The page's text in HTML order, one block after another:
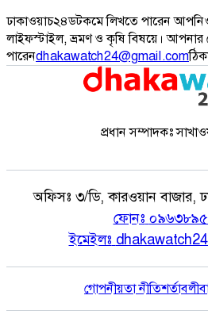
ঢাকাওয়াচ২৪ডটকমে লিখতে পারেন আপনিও
লাইফস্টাইল, ভ্রমণ ও কৃষি বিষয়ে। আপনার
পারেনdhakawatch24@gmail.com
প্রধান সম্পাদকঃ
অফিসঃ ৩/ডি, কারওয়ান বাজার,
ফোনঃ
ইমেইলঃ
গোপনীয়তা নীতিশর্তাবলী